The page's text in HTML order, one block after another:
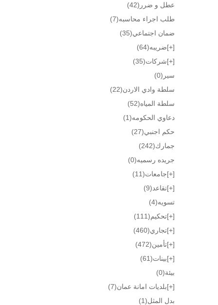
عطل و ضرر (42)
طلب اجراء محاسبه(7)
ضمان اجتماعي(35)
[+]ضريبه(64)
[+]شركات(35)
سير (0)
سلطة وادي الاردن(22)
سلطة المياه(52)
دعاوي الحكومه(1)
حكم اجنبي(27)
جمارك(242)
جريده رسميه(0)
[+]جامعات(11)
[+]تقاعد(9)
تسويه(4)
[+]تحكيم(111)
[+]تجاري(460)
[+]تأمين(472)
[+]بينات(61)
بيئة(0)
[+]بلديات امانة عمان(7)
بدل المثل(1)